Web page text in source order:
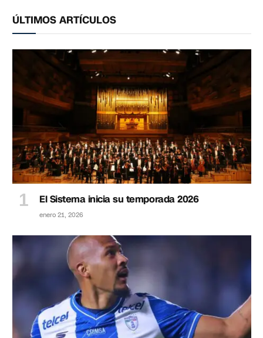
ÚLTIMOS ARTÍCULOS
El Sistema inicia su temporada 2026
enero 21, 2026